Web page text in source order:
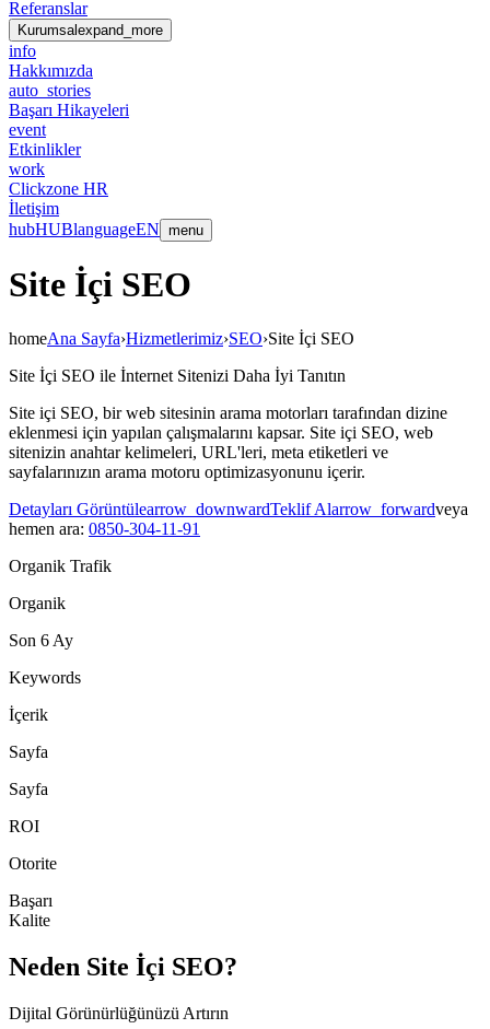
Referanslar
Kurumsalexpand_more
info
Hakkımızda
auto_stories
Başarı Hikayeleri
event
Etkinlikler
work
Clickzone HR
İletişim
hubHUBlanguageEN menu
Site İçi SEO
homeAna Sayfa›Hizmetlerimiz›SEO›Site İçi SEO
Site İçi SEO ile İnternet Sitenizi Daha İyi Tanıtın
Site içi SEO, bir web sitesinin arama motorları tarafından dizine
eklenmesi için yapılan çalışmalarını kapsar. Site içi SEO, web
sitenizin anahtar kelimeleri, URL'leri, meta etiketleri ve
sayfalarınızın arama motoru optimizasyonunu içerir.
Detayları Görüntülearrow_downwardTeklif Alarrow_forwardveya
hemen ara: 0850-304-11-91
Organik Trafik
Organik
Son 6 Ay
Keywords
İçerik
Sayfa
Sayfa
ROI
Otorite
Başarı
Kalite
Neden Site İçi SEO?
Dijital Görünürlüğünüzü Artırın